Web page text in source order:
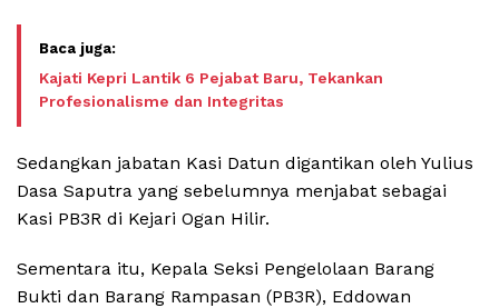
Kajati Kepri Lantik 6 Pejabat Baru, Tekankan
Profesionalisme dan Integritas
Sedangkan jabatan Kasi Datun digantikan oleh Yulius
Dasa Saputra yang sebelumnya menjabat sebagai
Kasi PB3R di Kejari Ogan Hilir.
Sementara itu, Kepala Seksi Pengelolaan Barang
Bukti dan Barang Rampasan (PB3R), Eddowan